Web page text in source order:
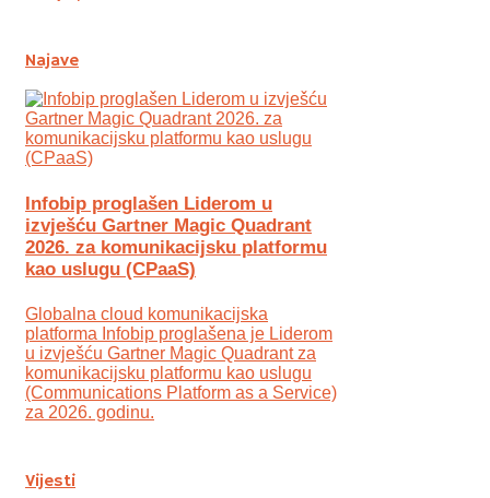
Najave
Infobip proglašen Liderom u
izvješću Gartner Magic Quadrant
2026. za komunikacijsku platformu
kao uslugu (CPaaS)
Globalna cloud komunikacijska
platforma Infobip proglašena je Liderom
u izvješću Gartner Magic Quadrant za
komunikacijsku platformu kao uslugu
(Communications Platform as a Service)
za 2026. godinu.
Vijesti